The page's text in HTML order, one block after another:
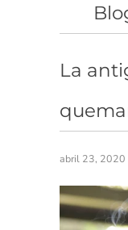
La
abril 23, 2020